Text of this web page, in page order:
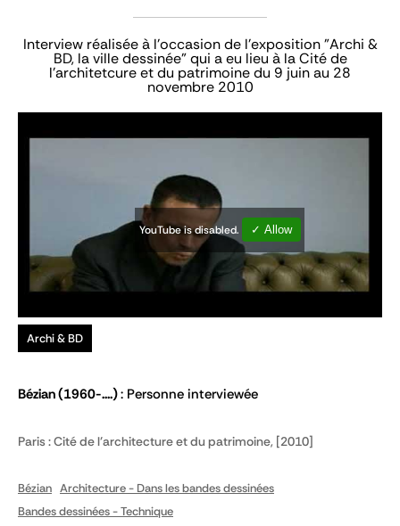
Interview réalisée à l'occasion de l'exposition "Archi &
BD, la ville dessinée" qui a eu lieu à la Cité de
l'architetcure et du patrimoine du 9 juin au 28
novembre 2010
YouTube is disabled. ✓ Allow
Archi & BD
Bézian(1960-....) Personne interviewée
Paris : Cité de l'architecture et du patrimoine, [2010]
Bézian Architecture - Dans les bandes dessinées
Bandes dessinées - Technique